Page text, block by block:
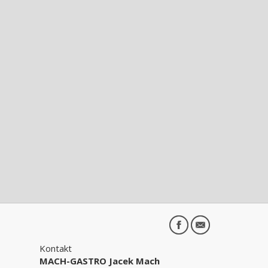
Kontakt
MACH-GASTRO Jacek Mach